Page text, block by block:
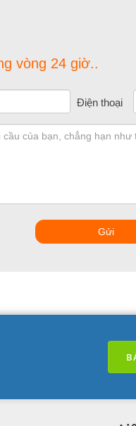
vòng 24 giờ..
Điện thoại
Gửi